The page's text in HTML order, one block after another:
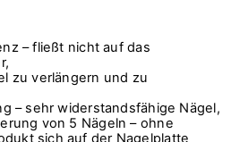
– fließt nicht auf das
zu verlängern und zu
– sehr widerstandsfähige Nägel,
von 5 Nägeln – ohne
sich auf der Nagelplatte